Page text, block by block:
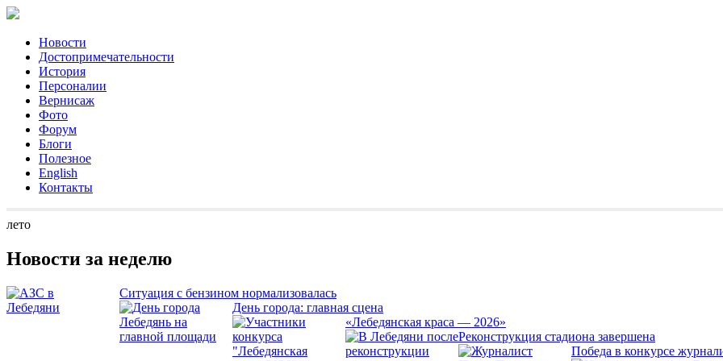
Новости
Достопримечательности
История
Персоналии
Вернисаж
Фото
Форум
Блоги
Полезное
English
Контакты
лето
Новости за неделю
Ситуация с бензином нормализовалась
День города: главная сцена
«Лебедянская краса — 2026»
Реконструкция стадиона завершена
Победа в конкурсе